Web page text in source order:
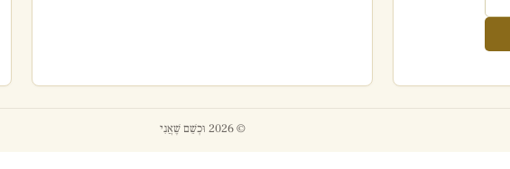
© 2026 וּכְשֵׁם שֶׁאֲנִי